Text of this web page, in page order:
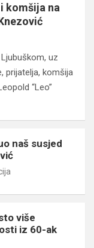
komšija na
uz
prijatelja, komšija
“Leo”
naš susjed
više
iz 60-ak